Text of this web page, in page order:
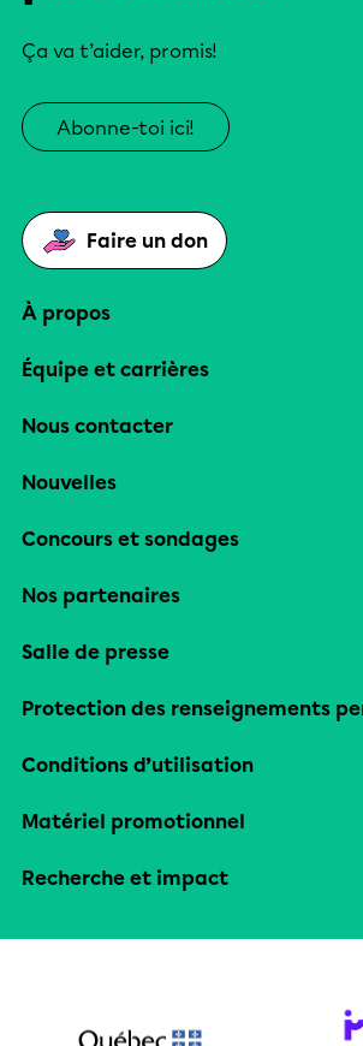
Ça va t’aider, promis!
Abonne-toi ici!
Faire un don
À propos
Équipe et carrières
Nous contacter
Nouvelles
Concours et sondages
Nos partenaires
Salle de presse
Protection des renseignements
Conditions d’utilisation
Matériel promotionnel
Recherche et impact